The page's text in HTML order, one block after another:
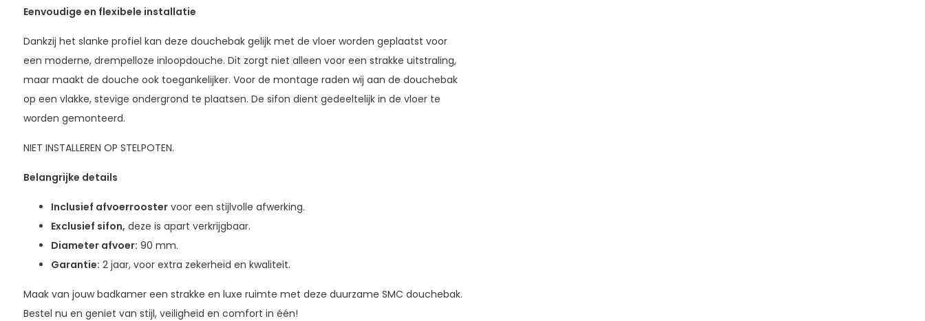
Eenvoudige en flexibele installatie
Dankzij het slanke profiel kan deze douchebak gelijk met de vloer worden geplaatst voor
een moderne, drempelloze inloopdouche. Dit zorgt niet alleen voor een strakke uitstraling,
maar maakt de douche ook toegankelijker. Voor de montage raden wij aan de douchebak
op een vlakke, stevige ondergrond te plaatsen. De sifon dient gedeeltelijk in de vloer te
worden gemonteerd.
NIET INSTALLEREN OP STELPOTEN.
Belangrijke details
Inclusief afvoerroostervoor een stijlvolle afwerking.
Exclusief sifon, deze is apart verkrijgbaar.
Diameter afvoer: 90 mm.
Garantie: 2 jaar, voor extra zekerheid en kwaliteit.
Maak van jouw badkamer een strakke en luxe ruimte met deze duurzame SMC douchebak.
Bestel nu en geniet van stijl, veiligheid en comfort in één!